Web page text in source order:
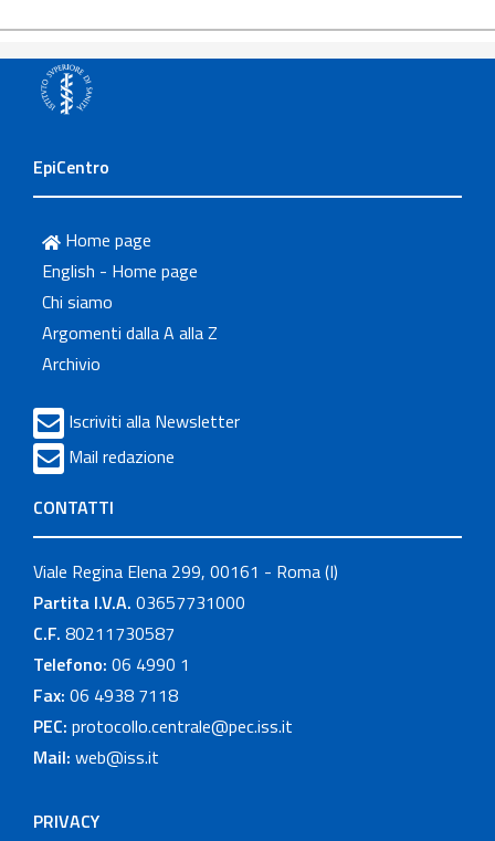
EpiCentro
Home page
English - Home page
Chi siamo
Argomenti dalla A alla Z
Archivio
Iscriviti alla Newsletter
Mail redazione
CONTATTI
Viale Regina Elena 299, 00161 - Roma (I)
Partita I.V.A. 03657731000
C.F. 80211730587
Telefono: 06 4990 1
Fax: 06 4938 7118
PEC: protocollo.centrale@pec.iss.it
Mail: web@iss.it
PRIVACY